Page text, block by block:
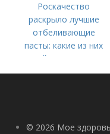
Роскачество
раскрыло лучшие
отбеливающие
пасты: какие из них
действительно
работают
© 2026 Мое